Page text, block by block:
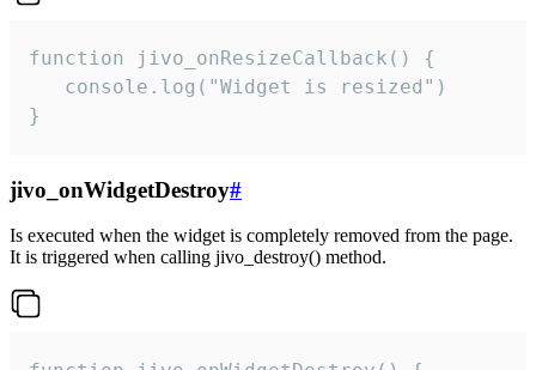
function jivo_onResizeCallback() {
   console.log("Widget is resized")
}
jivo_onWidgetDestroy#
Is executed when the widget is completely removed from the page.
It is triggered when calling jivo_destroy() method.